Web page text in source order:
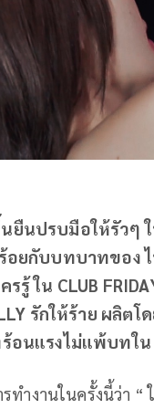
ยืนปรบมือให้รัวๆ
อยกับบทบาทของ
ใน CLUB
รักให้ร้าย ผลิต
อนแรงไม่แพ้บท
รทำงานในครั้งนี้ว่า